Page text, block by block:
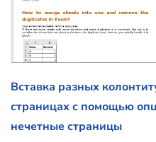
Вставка разных
страницах с помощью
нечетные страницы